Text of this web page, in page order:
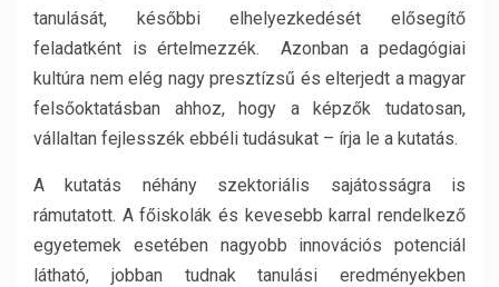
tanulását, későbbi elhelyezkedését elősegítő
feladatként is értelmezzék. Azonban a pedagógiai
kultúra nem elég nagy presztízsű és elterjedt a magyar
felsőoktatásban ahhoz, hogy a képzők tudatosan,
vállaltan fejlesszék ebbéli tudásukat – írja le a kutatás.
A kutatás néhány szektoriális sajátosságra is
rámutatott. A főiskolák és kevesebb karral rendelkező
egyetemek esetében nagyobb innovációs potenciál
látható, jobban tudnak tanulási eredményekben